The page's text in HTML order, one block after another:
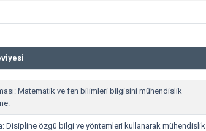
Matematik ve fen bilimleri bilgisini mühendislik
Disipline özgü bilgi ve yöntemleri kullanarak mühendislik